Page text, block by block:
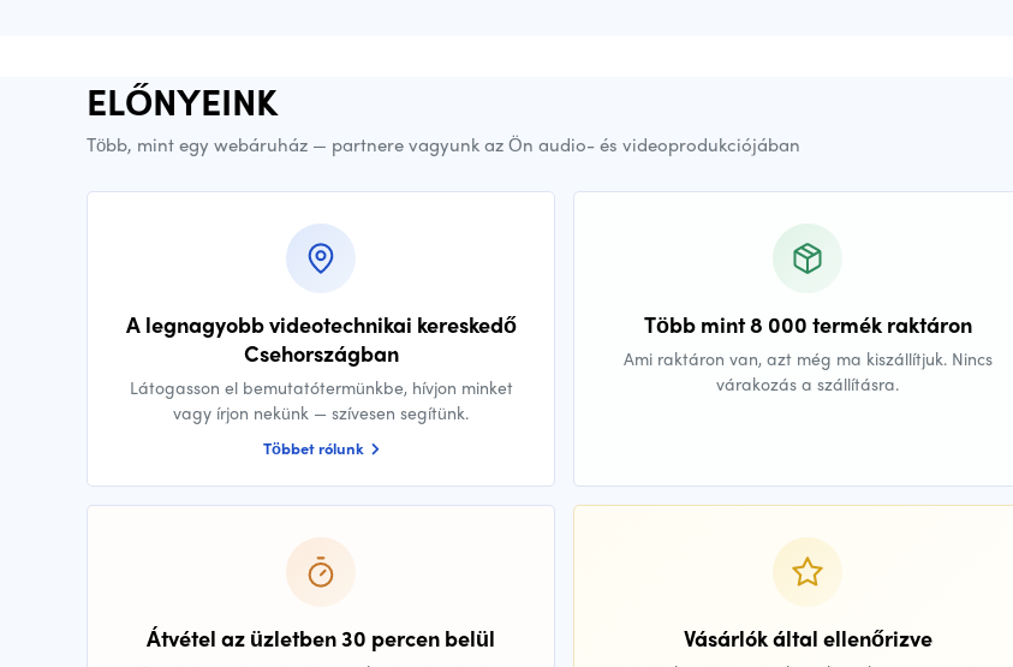
ELŐNYEINK
Több, mint egy webáruház — partnere vagyunk az Ön audio- és videoprodukciójában
A legnagyobb videotechnikai kereskedő
Csehországban
Látogasson el bemutatótermünkbe, hívjon minket
vagy írjon nekünk — szívesen segítünk.
Többet rólunk
Több mint 8 000 termék raktáron
Ami raktáron van, azt még ma kiszállítjuk. Nincs
várakozás a szállításra.
Átvétel az üzletben 30 percen belül Vásárlók által ellenőrizve